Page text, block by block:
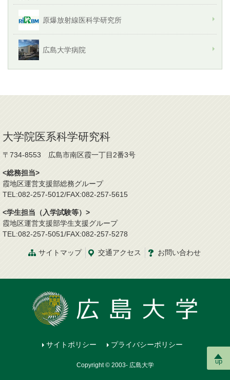
原爆放射線医科学研究所
広島大学病院
up
大学院医系科学研究科
〒734-8553 広島市南区霞一丁目2番3号
<総務担当>
霞地区運営支援部総務グループ
TEL:082-257-5012/FAX:082-257-5615
<学生担当（入学試験等）>
霞地区運営支援部学生支援グループ
TEL:082-257-5051/FAX:082-257-5278
サイトマップ 交通アクセス お問い合わせ
サイトポリシー プライバシーポリシー
Copyright © 2003- 広島大学